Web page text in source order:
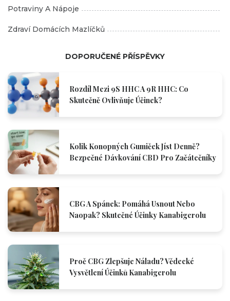
Potraviny A Nápoje
Zdraví Domácích Mazlíčků
DOPORUČENÉ PŘÍSPĚVKY
Rozdíl Mezi 9S HHC A 9R HHC: Co
Skutečně Ovlivňuje Účinek?
Kolik Konopných Gumiček Jíst Denně?
Bezpečné Dávkování CBD Pro Začátečníky
CBG A Spánek: Pomáhá Usnout Nebo
Naopak? Skutečné Účinky Kanabigerolu
Proč CBG Zlepšuje Náladu? Vědecké
Vysvětlení Účinků Kanabigerolu